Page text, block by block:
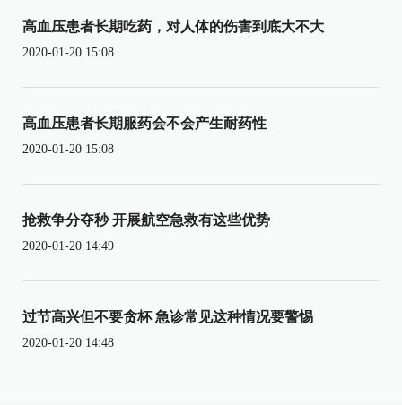
高血压患者长期吃药，对人体的伤害到底大不大
2020-01-20 15:08
高血压患者长期服药会不会产生耐药性
2020-01-20 15:08
抢救争分夺秒 开展航空急救有这些优势
2020-01-20 14:49
过节高兴但不要贪杯 急诊常见这种情况要警惕
2020-01-20 14:48